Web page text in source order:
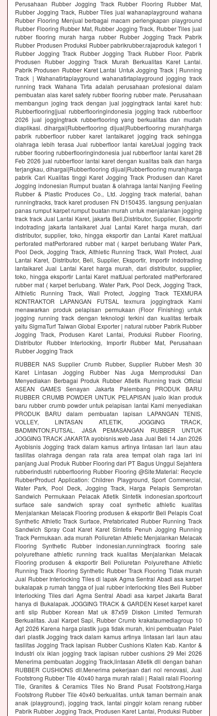
Perusahaan Rubber Jogging Track Rubber Flooring Rubber Mat,
Rubber Jogging Track, Rubber Tiles jual wahanaplayground wahana
Rubber Flooring Menjual berbagai macam perlengkapan playground
Rubber Flooring Rubber Mat, Rubber Jogging Track, Rubber Tiles jual
rubber flooring murah harga rubber Rubber Jogging Track Pabrik
Rubber Produsen Produksi Rubber pabrikrubber.rajaproduk kategori 1
Rubber Jogging Track Rubber Jogging Track Rubber Floor. Pabrik
Produsen Rubber Jogging Track Murah Berkualitas Karet Lantai.
Pabrik Produsen Rubber Karet Lantai Untuk Jogging Track | Running
Track | Wahanatirtaplayground wahanatirtaplayground jogging track
running track Wahana Tirta adalah perusahaan profesional dalam
pembuatan alas karet safety rubber flooring rubber mate. Perusahaan
membangun joging track dengan jual joggingtrack lantai karet hub:
Rubberflooring|jual rubberflooringindonesia jogging track rubberfloor
2026 jual joggingtrack rubberflooring yang berkualitas dan mudah
diaplikasi. dihargai|Rubberflooring dijual|Rubberflooring murah|harga
pabrik rubberfloor rubber karet lantaikaret jogging track sehingga
olahraga lebih terasa Jual rubberfloor lantai karetJual jogging track
rubber flooring rubberflooringindonesia jual rubberfloor lantai karet 28
Feb 2026 jual rubberfloor lantai karet dengan kualitas baik dan harga
terjangkau, dihargai|Rubberflooring dijual|Rubberflooring murah|harga
pabrik Cari Kualitas tinggi Karet Jogging Track Produsen dan Karet
Jogging indonesian Rumput buatan & olahraga lantai Nanjing Feeling
Rubber & Plastic Produces Co., Ltd. Jogging track material, bahan
runningtracks, track karet produsen FN D150435. langsung penjualan
panas rumput karpet rumput buatan murah untuk menjalankan jogging
track track Jual Lantai Karet, jakarta Beli,Distributor, Supplier, Eksportir
indotrading jakarta lantaikaret Jual Lantai Karet harga murah, dari
distributor, supplier, toko, hingga eksportir dan Lantai Karet mattJual
perforated matPerforared rubber mat ( karpet berlubang Water Park,
Pool Deck, Jogging Track, Althletic Running Track, Wall Protect, Jual
Lantai Karet, Distributor, Beli, Supplier, Eksportir, Importir indotrading
lantaikaret Jual Lantai Karet harga murah, dari distributor, supplier,
toko, hingga eksportir Lantai Karet mattJual perforated matPerforared
rubber mat ( karpet berlubang. Water Park, Pool Deck, Jogging Track,
Althletic Running Track, Wall Protect, Jogging Track TEXMURA
KONTRAKTOR LAPANGAN FUTSAL texmura joggingtrack Kami
menawarkan produk pelapisan permukaan (Floor Finishing) untuk
jogging running track dengan teknologi terkini dan kualitas terbaik
yaitu SigmaTurf Taiwan Global Exporter | natural rubber Pabrik Rubber
Jogging Track, Produsen Karet Lantai, Produksi Rubber Flooring,
Distributor Rubber Interlocking, Importir Rubber Mat, Perusahaan
Rubber Jogging Track
RUBBER NAS Supplier Crumb Rubber, Supplier Rubber Mesh 30
Karet Lintasan Jogging Rubber Nas Juga Memproduksi Dan
Menyediakan Berbagai Produk Rubber Atletik Running track Official
ASEAN GAMES Senayan Jakarta Palembang PRODUK BARU
RUBBER CRUMB POWDER UNTUK PELAPISAN jualo iklan produk
baru rubber crumb powder untuk pelapisan lantai Kami menyediakan
PRODUK BARU dalam pembuatan lapisan LAPANGAN TENIS,
VOLLEY, LINTASAN ATLETIK, JOGGING TRACK,
BADMINTON,FUTSAL. JASA PEMASANGAN RUBBER UNTUK
JOGGING TRACK JAKARTA ayobisnis.web Jasa Jual Beli 14 Jan 2026
Ayobisnis Jogging track dalam kamus artinya lintasan lari laun atau
fasilitas olahraga dengan rata rata area tempat olah raga lari ini
panjang Jual Produk Rubber Flooring dari PT Bagus Unggul Sejahtera
rubberindustri rubberflooring Rubber Flooring @Site:Material: Recycle
RubberProduct Application: Children Playground, Sport Commercial,
Water Park, Pool Deck, Jogging Track, Harga Pelapis Semprotan
Sandwich Permukaan Pelacak Atletik Sintetik indonesian.sportcourt
surface sale sandwich spray coat synthetic athletic kualitas
Menjalankan Melacak Flooring produsen & eksportir Beli Pelapis Coat
Synthetic Athletic Track Surface, Prefabricated Rubber Running Track
Sandwich Spray Coat Karet Karet Sintetis Penuh Jogging Running
Track Permukaan. ada murah Poliuretan Athletic Menjalankan Melacak
Flooring Synthetic Rubber indonesian.runningtrack flooring sale
polyurethane athletic running track kualitas Menjalankan Melacak
Flooring produsen & eksportir Beli Poliuretan Polyurethane Athletic
Running Track Flooring Synthetic Rubber Track Flooring Tidak murah
Jual Rubber Interlocking Tiles di lapak Agma Sentral Abadi asa karpet
bukalapak p rumah tangga of jual rubber interlocking tiles Beli Rubber
Interlocking Tiles dari Agma Sentral Abadi asa karpet Jakarta Barat
hanya di Bukalapak. JOGGING TRACK & GARDEN Keset karpet karet
anti slip Rubber Korean Mat uk 87x59 Diskon Limited Termurah
Berkualitas. Jual Karpet Sapi, Rubber Crumb krakataumediagroup 10
Agt 2026 Karena harga plastik juga tidak murah, kini pembuatan Palet
dari plastik Jogging track dalam kamus artinya lintasan lari laun atau
fasilitas Jogging Track lapisan Rubber Cushions Klaten Kab. Kantor &
Industri olx iklan jogging track lapisan rubber cushions 29 Mei 2026
Menerima pembuatan Jogging Track,lintasan Atletik dll dengan bahan
RUBBER CUSHIONS dll.Menerima pekerjaan dari nol renovasi, Jual
Footstrong Rubber Tile 40x40 harga murah ralali | Ralali ralali Flooring
Tile, Granites & Ceramics Tiles No Brand Pusat Footstrong,Harga
Footstrong Rubber Tile 40x40 berkualitas. untuk taman bermain anak
anak (playground), jogging track, lantai pinggir kolam renang rubber
Pabrik Rubber Jogging Track, Produsen Karet Lantai, Produksi Rubber